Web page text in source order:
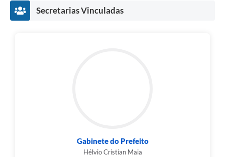
Secretarias Vinculadas
Gabinete do Prefeito
Hélvio Cristian Maia